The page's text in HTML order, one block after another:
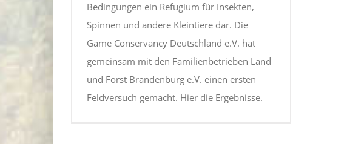
Bedingungen ein Refugium für Insekten,
Spinnen und andere Kleintiere dar. Die
Game Conservancy Deutschland e.V. hat
gemeinsam mit den Familienbetrieben Land
und Forst Brandenburg e.V. einen ersten
Feldversuch gemacht. Hier die Ergebnisse.